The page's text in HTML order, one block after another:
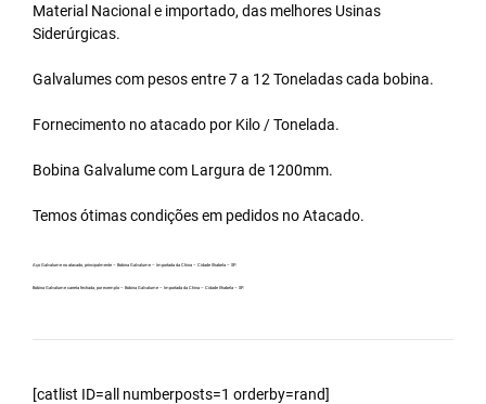
Material Nacional e importado, das melhores Usinas
Siderúrgicas.
Galvalumes com pesos entre 7 a 12 Toneladas cada bobina.
Fornecimento no atacado por Kilo / Tonelada.
Bobina Galvalumecom Largura de 1200mm.
Temos ótimas condições em pedidos no Atacado.
Aço Galvalume no atacado, principalmente – Bobina Galvalume – Importada da China – Cidade Ilhabela – SP.
Bobina Galvalume carreta fechada, por exemplo – Bobina Galvalume – Importada da China – Cidade Ilhabela – SP.
[catlist ID=all numberposts=1 orderby=rand]